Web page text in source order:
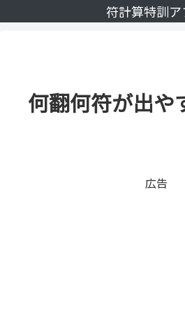
符計算特訓ア
何翻何符が出や
広告